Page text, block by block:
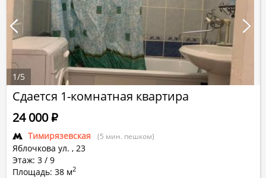
Сдается 1-комнатная квартира
Тимирязевская (5 мин. пешком)
Яблочкова ул. , 23
Этаж: 3 / 9
Площадь: 38 м2
24 000Р
1/5